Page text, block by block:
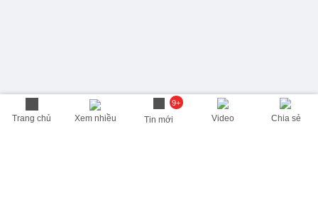
Trang chủ Xem nhiều
9+
Tin mới Video Chia sẻ